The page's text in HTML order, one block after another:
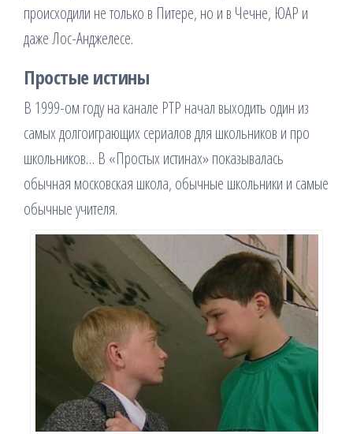
происходили не только в Питере, но и в Чечне, ЮАР и
даже Лос-Анджелесе.
Простые истины
В 1999-ом году на канале РТР начал выходить один из
самых долгоиграющих сериалов для школьников и про
школьников… В «Простых истинах» показывалась
обычная московская школа, обычные школьники и самые
обычные учителя.